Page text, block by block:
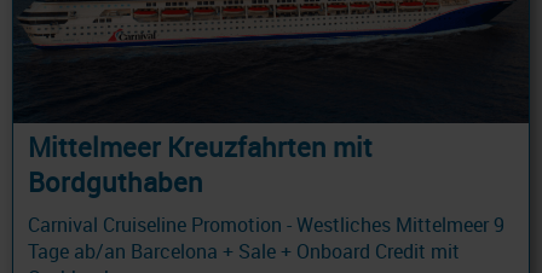
Mittelmeer Kreuzfahrten mit
Bordguthaben
Carnival Cruiseline Promotion - Westliches Mittelmeer 9
Tage ab/an Barcelona + Sale + Onboard Credit mit